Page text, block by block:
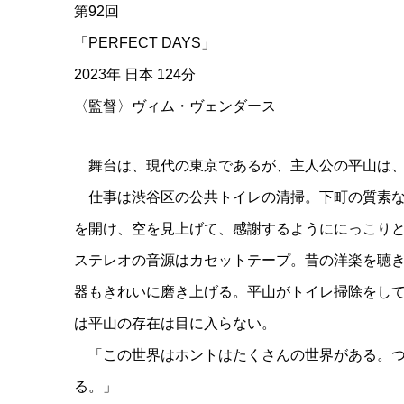
第92回
「PERFECT DAYS」
2023年 日本 124分
〈監督〉ヴィム・ヴェンダース
舞台は、現代の東京であるが、主人公の平山は
仕事は渋谷区の公共トイレの清掃。下町の質素
を開け、空を見上げて、感謝するようににっこり
ステレオの音源はカセットテープ。昔の洋楽を聴
器もきれいに磨き上げる。平山がトイレ掃除をし
は平山の存在は目に入らない。
「この世界はホントはたくさんの世界がある。
る。」